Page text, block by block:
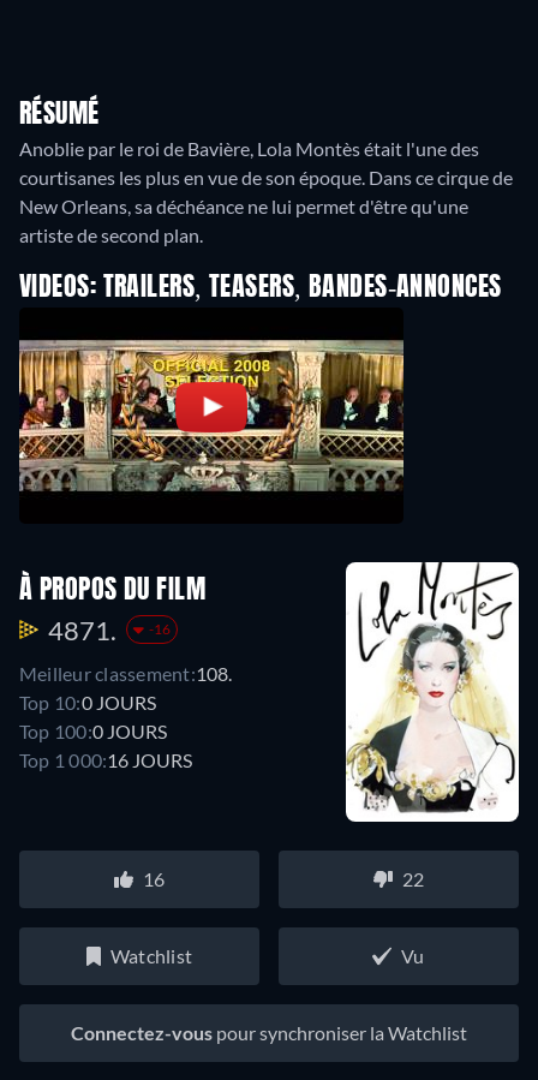
RÉSUMÉ
Anoblie par le roi de Bavière, Lola Montès était l'une des
courtisanes les plus en vue de son époque. Dans ce cirque de
New Orleans, sa déchéance ne lui permet d'être qu'une
artiste de second plan.
VIDEOS: TRAILERS, TEASERS, BANDES-ANNONCES
À PROPOS DU FILM
4871. -16
Meilleur classement:108.
Top 10:0 JOURS
Top 100:0 JOURS
Top 1 000:16 JOURS
16 22
Watchlist Vu
Connectez-vous pour synchroniser la Watchlist